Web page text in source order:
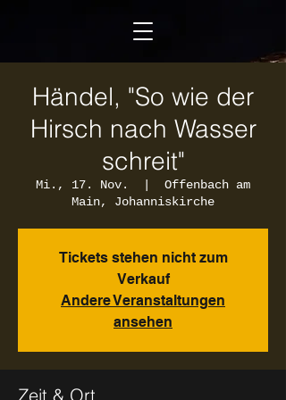
Händel, "So wie der
Hirsch nach Wasser
schreit"
Mi., 17. Nov.
Offenbach am
Main, Johanniskirche
Tickets stehen nicht zum
Verkauf
Andere Veranstaltungen
ansehen
Zeit & Ort